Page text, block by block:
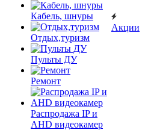
Кабель, шнуры
Отдых,туризм
Пульты ДУ
Ремонт
Распродажа IP и
AHD видеокамер
Акции